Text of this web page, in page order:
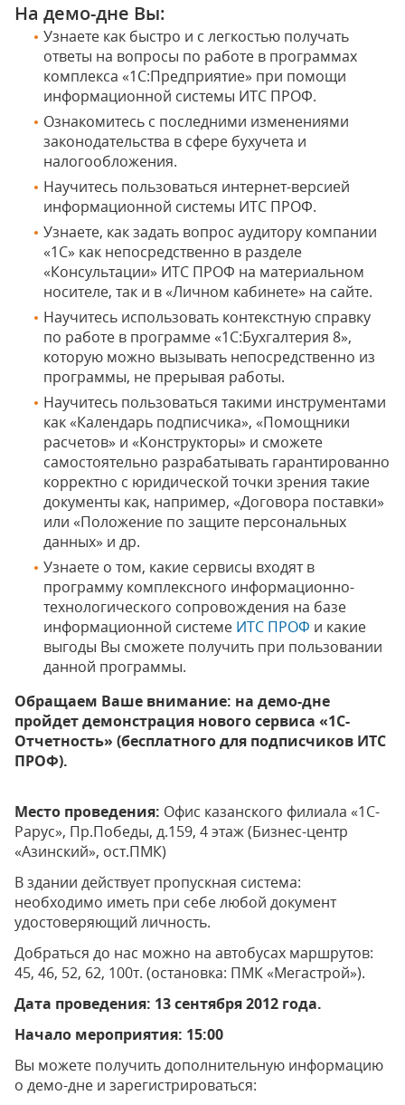
На демо-дне Вы:
Узнаете как быстро и с легкостью получать
ответы на вопросы по работе в программах
комплекса «1С:Предприятие» при помощи
информационной системы ИТС ПРОФ.
Ознакомитесь с последними изменениями
законодательства в сфере бухучета и
налогообложения.
Научитесь пользоваться интернет-версией
информационной системы ИТС ПРОФ.
Узнаете, как задать вопрос аудитору компании
«1С» как непосредственно в разделе
«Консультации» ИТС ПРОФ на материальном
носителе, так и в «Личном кабинете» на сайте.
Научитесь использовать контекстную справку
по работе в программе «1С:Бухгалтерия 8»,
которую можно вызывать непосредственно из
программы, не прерывая работы.
Научитесь пользоваться такими инструментами
как «Календарь подписчика», «Помощники
расчетов» и «Конструкторы» и сможете
самостоятельно разрабатывать гарантированно
корректно с юридической точки зрения такие
документы как, например, «Договора поставки»
или «Положение по защите персональных
данных» и др.
Узнаете о том, какие сервисы входят в
программу комплексного информационно-
технологического сопровождения на базе
информационной системе ИТС ПРОФ и какие
выгоды Вы сможете получить при пользовании
данной программы.
Обращаем Ваше внимание: на демо-дне
пройдет демонстрация нового сервиса «1С-
Отчетность» (бесплатного для подписчиков ИТС
ПРОФ).
Место проведения: Офис казанского филиала «1С-
Рарус», Пр.Победы, д.159, 4 этаж (Бизнес-центр
«Азинский», ост.ПМК)
В здании действует пропускная система:
необходимо иметь при себе любой документ
удостоверяющий личность.
Добраться до нас можно на автобусах маршрутов:
45, 46, 52, 62, 100т. (остановка: ПМК «Мегастрой»).
Дата проведения: 13 сентября 2012 года.
Начало мероприятия: 15:00
Вы можете получить дополнительную информацию
о демо-дне и зарегистрироваться: